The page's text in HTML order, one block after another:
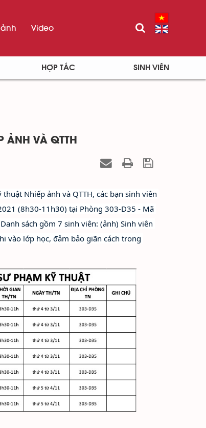
ảnh Video
HỢP TÁC SINH VIÊN
ẢNH VÀ QTTH
Nhiếp ảnh và QTTH, các bạn sinh viên
(8h30-11h30) tại Phòng 303-D35 - Mã
sách gồm 7 sinh viên: (ảnh) Sinh viên
vào lớp học, đảm bảo giãn cách trong